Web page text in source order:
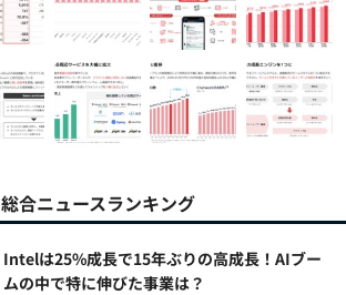
総合ニュースランキング
Intelは25%成長で15年ぶりの高成長！AIブー
ムの中で特に伸びた事業は？